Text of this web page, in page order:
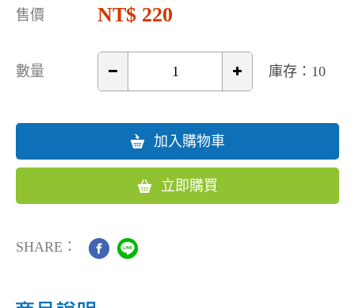
售價 220
數量 庫存：10
加入購物車
立即購買
SHARE：